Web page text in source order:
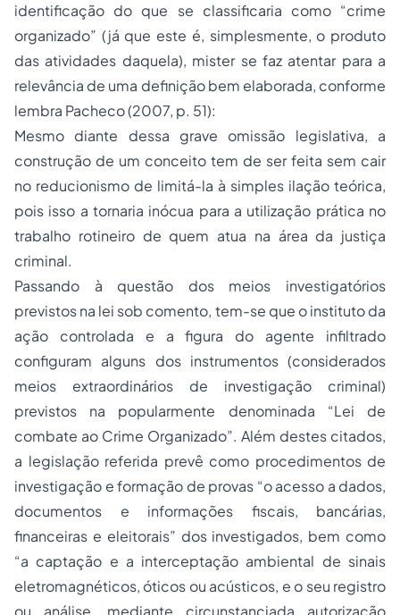
identificação do que se classificaria como “crime
organizado” (já que este é, simplesmente, o produto
das atividades daquela), mister se faz atentar para a
relevância de uma definição bem elaborada, conforme
lembra Pacheco (2007, p. 51):
Mesmo diante dessa grave omissão legislativa, a
construção de um conceito tem de ser feita sem cair
no reducionismo de limitá-la à simples ilação teórica,
pois isso a tornaria inócua para a utilização prática no
trabalho rotineiro de quem atua na área da justiça
criminal.
Passando à questão dos meios investigatórios
previstos na lei sob comento, tem-se que o instituto da
ação controlada e a figura do agente infiltrado
configuram alguns dos instrumentos (considerados
meios extraordinários de investigação criminal)
previstos na popularmente denominada “Lei de
combate ao Crime Organizado”. Além destes citados,
a legislação referida prevê como procedimentos de
investigação e formação de provas “o acesso a dados,
documentos e informações fiscais, bancárias,
financeiras e eleitorais” dos investigados, bem como
“a captação e a interceptação ambiental de sinais
eletromagnéticos, óticos ou acústicos, e o seu registro
ou análise, mediante circunstanciada autorização